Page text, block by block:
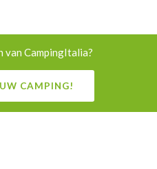
van CampingItalia?
CAMPING!